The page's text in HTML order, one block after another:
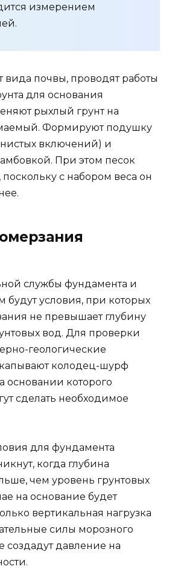
измерением
вида почвы, проводят работы
для основания
рыхлый грунт на
Формируют подушку
включений) и
При этом песок
с набором веса он
службы фундамента и
будут условия, при которых
не превышает глубину
вод. Для проверки
геологические
колодец-шурф
основании которого
сделать необходимое
для фундамента
когда глубина
чем уровень грунтовых
на основание будет
вертикальная нагрузка
силы морозного
создадут давление на